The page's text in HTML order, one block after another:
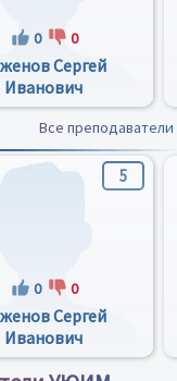
0 0
Сергей
Иванович
Все преподаватели
5
0 0
Сергей
Иванович